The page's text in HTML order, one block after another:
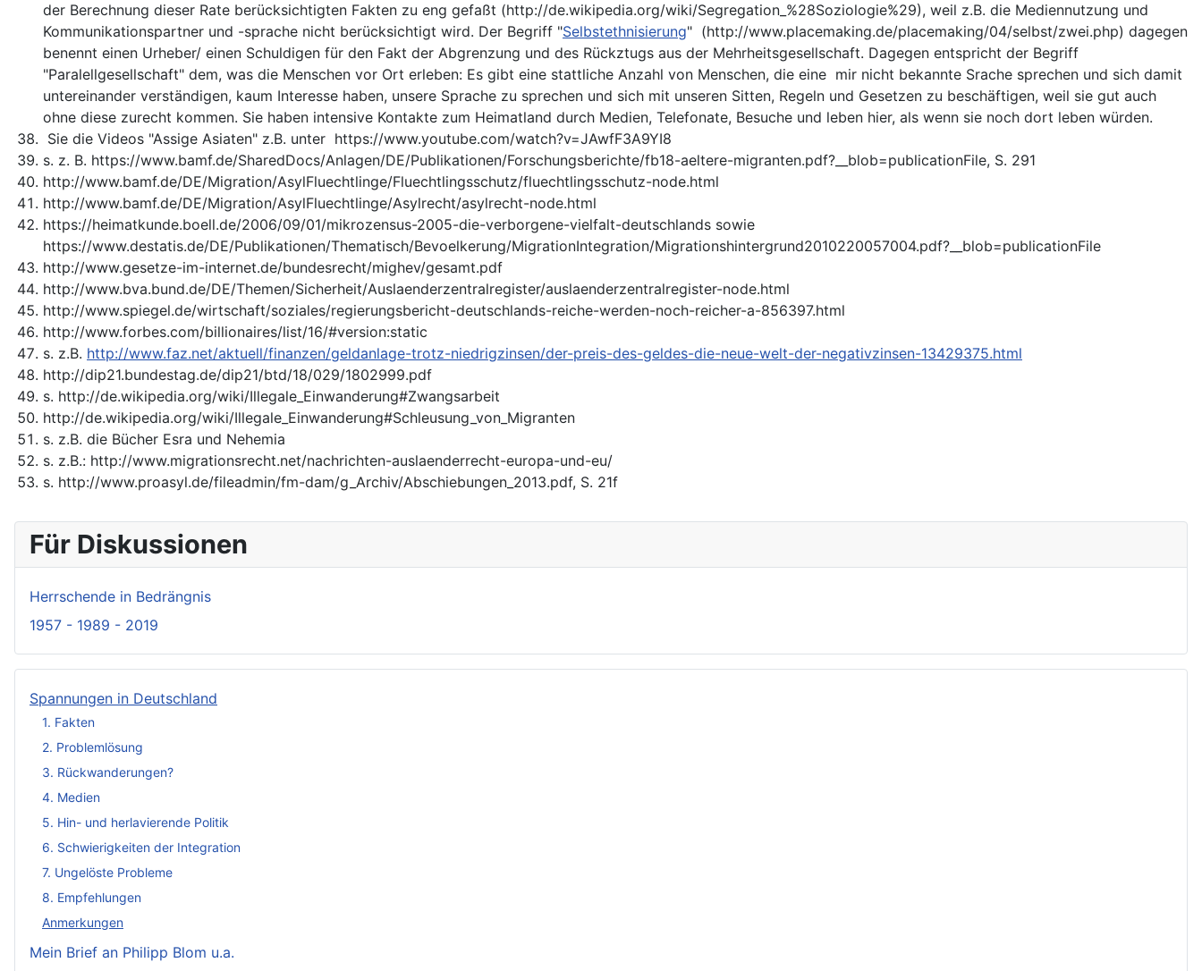
der Berechnung dieser Rate berücksichtigten Fakten zu eng gefaßt (http://de.wikipedia.org/wiki/Segregation_%28Soziologie%29), weil z.B. die Mediennutzung und
Kommunikationspartner und -sprache nicht berücksichtigt wird. Der Begriff "Selbstethnisierung" (http://www.placemaking.de/placemaking/04/selbst/zwei.php) dagegen
benennt einen Urheber/ einen Schuldigen für den Fakt der Abgrenzung und des Rückztugs aus der Mehrheitsgesellschaft. Dagegen entspricht der Begriff
"Paralellgesellschaft" dem, was die Menschen vor Ort erleben: Es gibt eine stattliche Anzahl von Menschen, die eine mir nicht bekannte Srache sprechen und sich damit
untereinander verständigen, kaum Interesse haben, unsere Sprache zu sprechen und sich mit unseren Sitten, Regeln und Gesetzen zu beschäftigen, weil sie gut auch
ohne diese zurecht kommen. Sie haben intensive Kontakte zum Heimatland durch Medien, Telefonate, Besuche und leben hier, als wenn sie noch dort leben würden.
Sie die Videos "Assige Asiaten" z.B. unter https://www.youtube.com/watch?v=JAwfF3A9YI8
s. z. B. https://www.bamf.de/SharedDocs/Anlagen/DE/Publikationen/Forschungsberichte/fb18-aeltere-migranten.pdf?__blob=publicationFile, S. 291
http://www.bamf.de/DE/Migration/AsylFluechtlinge/Fluechtlingsschutz/fluechtlingsschutz-node.html
http://www.bamf.de/DE/Migration/AsylFluechtlinge/Asylrecht/asylrecht-node.html
https://heimatkunde.boell.de/2006/09/01/mikrozensus-2005-die-verborgene-vielfalt-deutschlands sowie
https://www.destatis.de/DE/Publikationen/Thematisch/Bevoelkerung/MigrationIntegration/Migrationshintergrund2010220057004.pdf?__blob=publicationFile
http://www.gesetze-im-internet.de/bundesrecht/mighev/gesamt.pdf
http://www.bva.bund.de/DE/Themen/Sicherheit/Auslaenderzentralregister/auslaenderzentralregister-node.html
http://www.spiegel.de/wirtschaft/soziales/regierungsbericht-deutschlands-reiche-werden-noch-reicher-a-856397.html
http://www.forbes.com/billionaires/list/16/#version:static
s. z.B. http://www.faz.net/aktuell/finanzen/geldanlage-trotz-niedrigzinsen/der-preis-des-geldes-die-neue-welt-der-negativzinsen-13429375.html
http://dip21.bundestag.de/dip21/btd/18/029/1802999.pdf
s. http://de.wikipedia.org/wiki/Illegale_Einwanderung#Zwangsarbeit
http://de.wikipedia.org/wiki/Illegale_Einwanderung#Schleusung_von_Migranten
s. z.B. die Bücher Esra und Nehemia
s. z.B.: http://www.migrationsrecht.net/nachrichten-auslaenderrecht-europa-und-eu/
s. http://www.proasyl.de/fileadmin/fm-dam/g_Archiv/Abschiebungen_2013.pdf, S. 21f
Für Diskussionen
Herrschende in Bedrängnis
1957 - 1989 - 2019
Spannungen in Deutschland
1. Fakten
2. Problemlösung
3. Rückwanderungen?
4. Medien
5. Hin- und herlavierende Politik
6. Schwierigkeiten der Integration
7. Ungelöste Probleme
8. Empfehlungen
Anmerkungen
Mein Brief an Philipp Blom u.a.